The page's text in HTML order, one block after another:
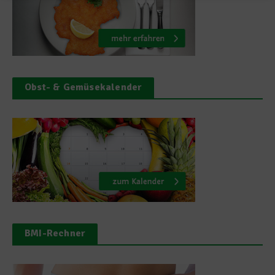
Obst- & Gemüsekalender
BMI-Rechner